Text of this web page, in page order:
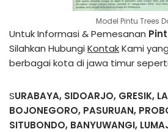
Model Pintu Trees
Untuk Informasi & Pemesanan
Silahkan HubungiKontakKami
berbagai kota di jawa timur
SURABAYA, SIDOARJO, GRESIK,
BOJONEGORO, PASURUAN,
SITUBONDO, BANYUWANGI,